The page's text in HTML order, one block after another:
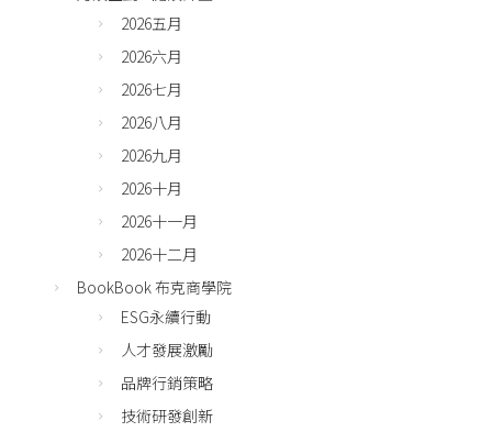
2026五月
2026六月
2026七月
2026八月
2026九月
2026十月
2026十一月
2026十二月
BookBook 布克商學院
ESG永續行動
人才發展激勵
品牌行銷策略
技術研發創新